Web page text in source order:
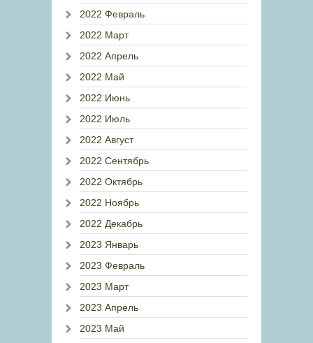
2022 Февраль
2022 Март
2022 Апрель
2022 Май
2022 Июнь
2022 Июль
2022 Август
2022 Сентябрь
2022 Октябрь
2022 Ноябрь
2022 Декабрь
2023 Январь
2023 Февраль
2023 Март
2023 Апрель
2023 Май